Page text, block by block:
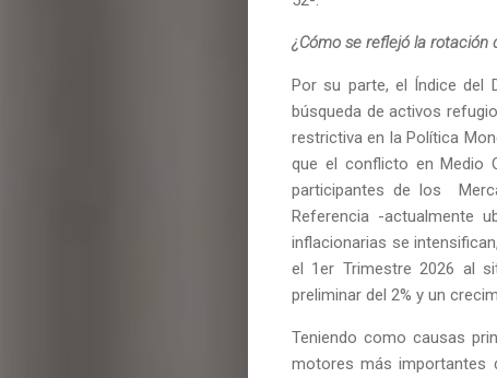
¿Cómo se reflejó la rotación
Por su parte, el Índice del
búsqueda de activos
restrictiva en la Política
que el conflicto en Medio
participantes de los
Referencia -actualmente
inflacionarias se
el 1er Trimestre 2026 al
preliminar del 2% y un
Teniendo como causas
motores más importantes